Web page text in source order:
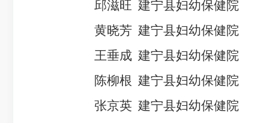
邱滋旺 建宁县妇幼保健院
黄晓芳 建宁县妇幼保健院
王垂成 建宁县妇幼保健院
陈柳根 建宁县妇幼保健院
张京英 建宁县妇幼保健院